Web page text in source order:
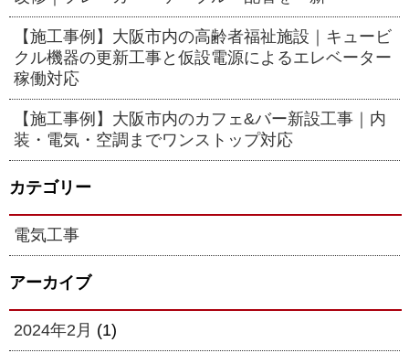
【施工事例】大阪市内の高齢者福祉施設｜キュービ
クル機器の更新工事と仮設電源によるエレベーター
稼働対応
【施工事例】大阪市内のカフェ&バー新設工事｜内
装・電気・空調までワンストップ対応
カテゴリー
電気工事
アーカイブ
2024年2月 (1)